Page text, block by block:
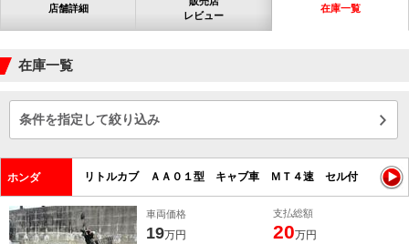
店舗詳細
レビュー
在庫一覧
在庫一覧
条件を指定して絞り込み
ホンダ リトルカブ ＡＡ０１型 キャブ車 ＭＴ４速 セル付
車両価格
19万円
支払総額
20万円